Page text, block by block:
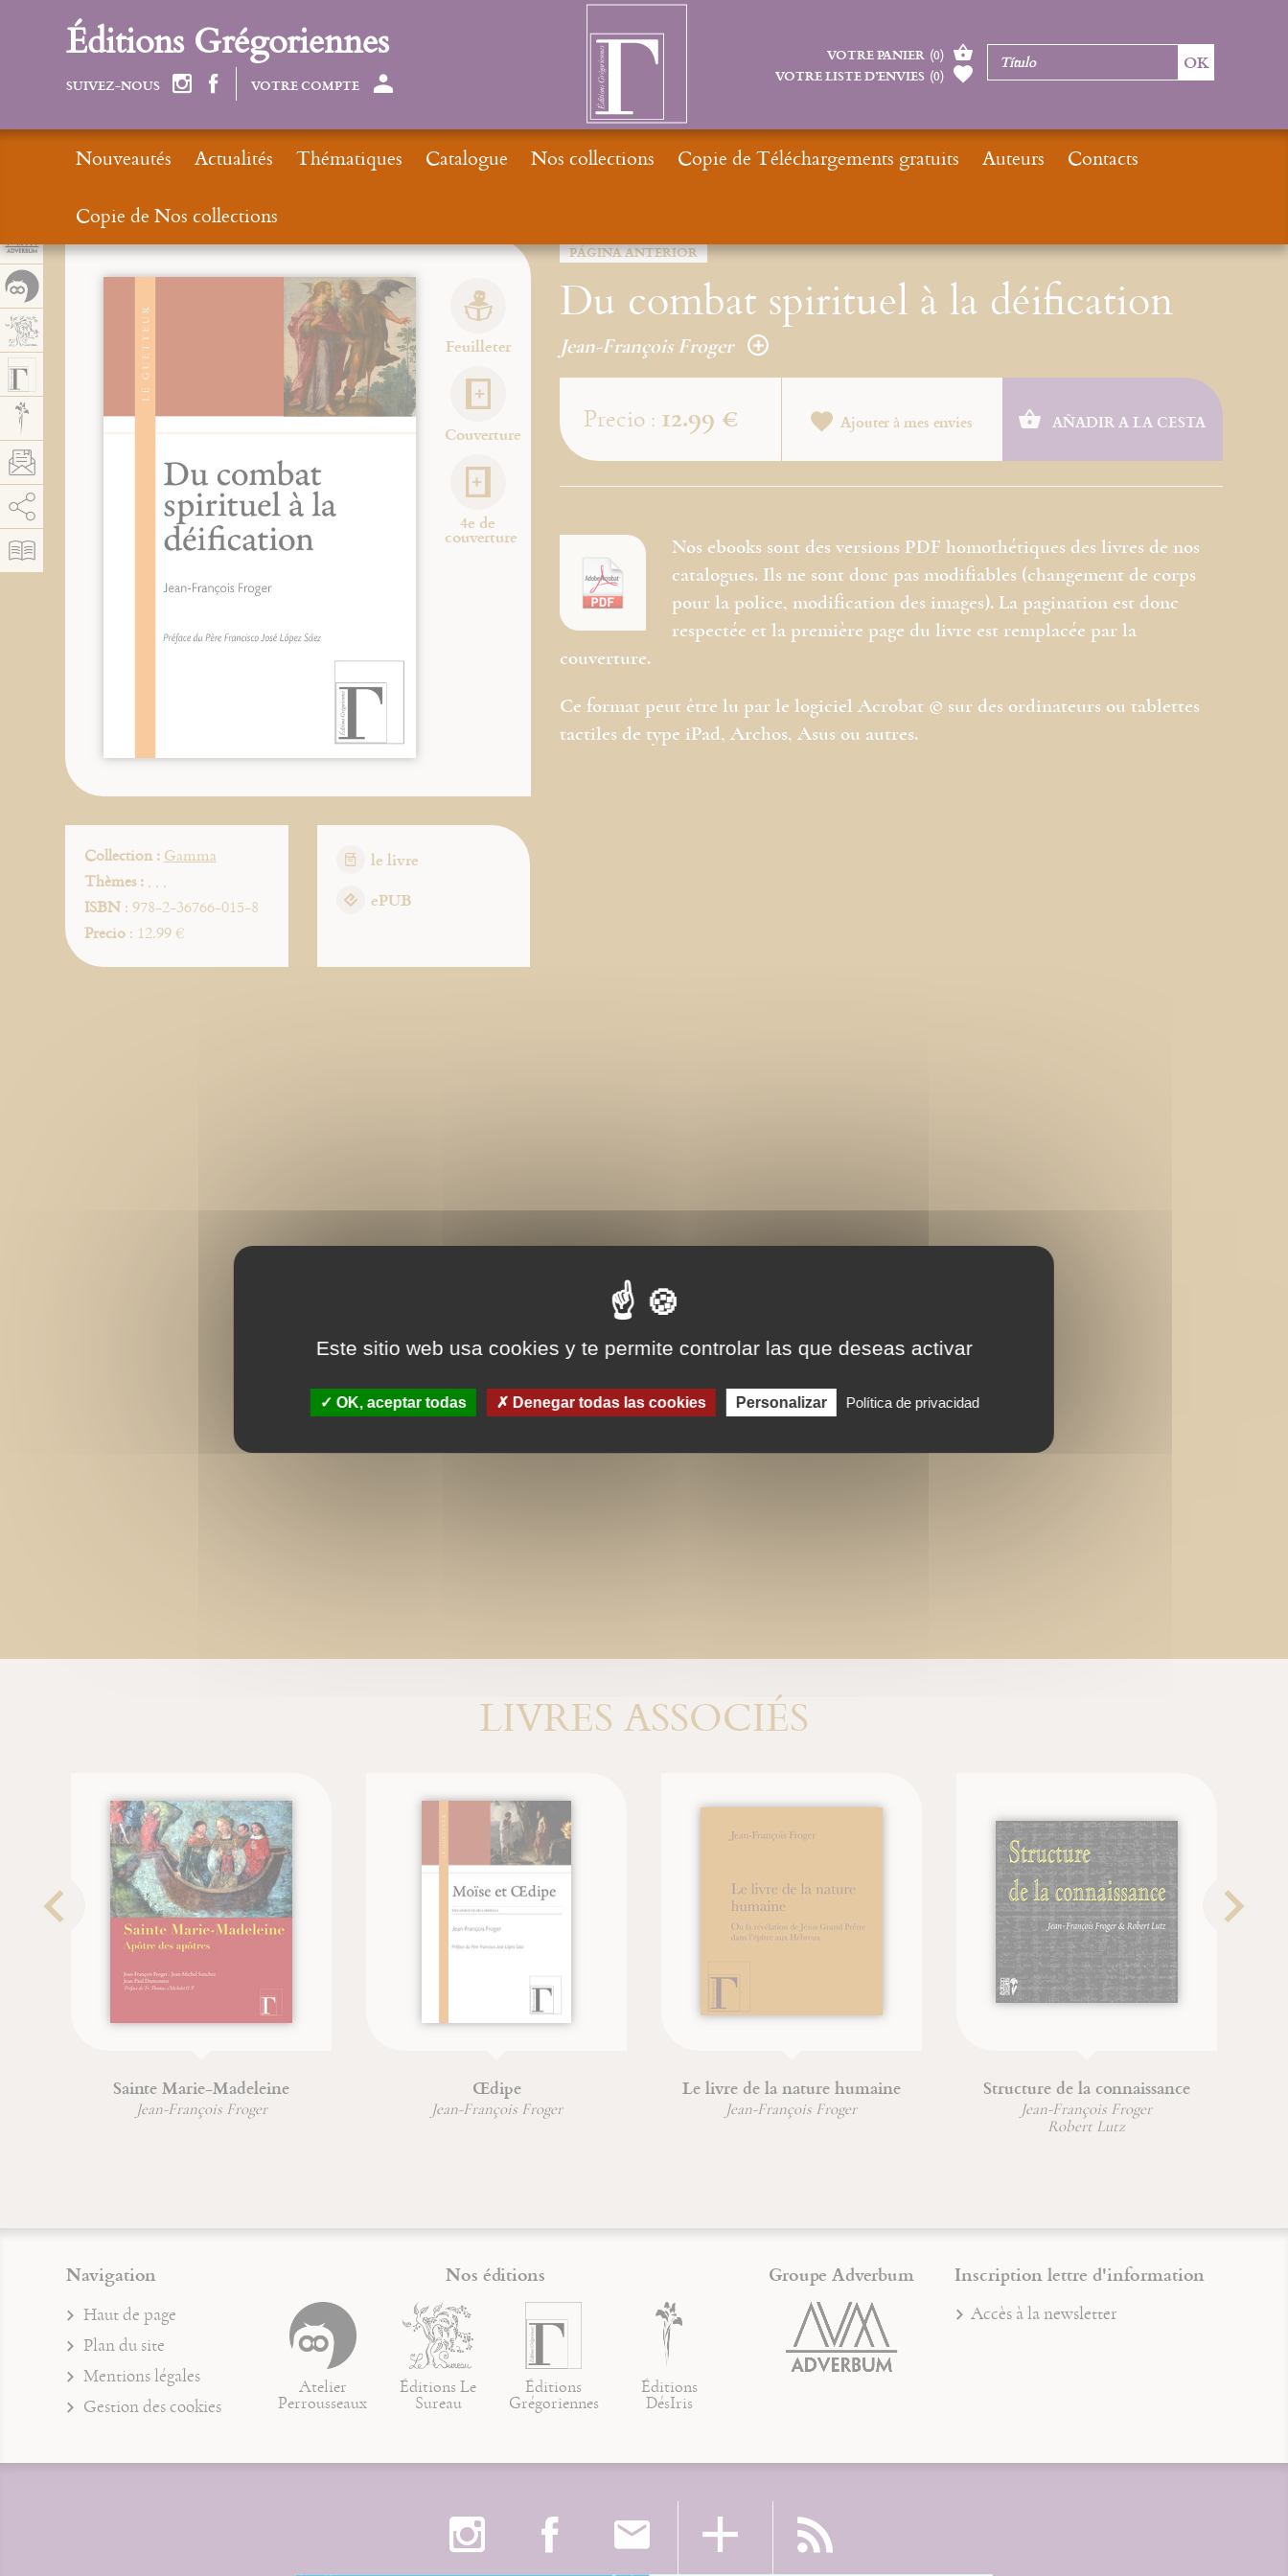
PÁGINA ANTERIOR
Du combat spirituel à la déification
Jean-François Froger
Feuilleter
Couverture
4e de
couverture
Collection : Gamma
Thèmes : , , ,
ISBN: 978-2-36766-015-8
Precio: 12.99 €
le livre
ePUB
Precio : 12.99 € Ajouter à mes envies AÑADIR A LA CESTA
Nos ebooks sont des versions PDF homothétiques des livres de nos
catalogues. Ils ne sont donc pas modifiables (changement de corps
pour la police, modification des images). La pagination est donc
respectée et la première page du livre est remplacée par la
couverture.
Ce format peut être lu par le logiciel Acrobat © sur des ordinateurs ou tablettes
tactiles de type iPad, Archos, Asus ou autres.
LIVRES ASSOCIÉS
Sainte Marie-Madeleine
Jean-François Froger
Œdipe
Jean-François Froger
Le livre de la nature humaine
Jean-François Froger
Structure de la connaissance
Jean-François Froger
Robert Lutz
Navigation
Haut de page
Plan du site
Mentions légales
Gestion des cookies
Nos éditions
Atelier
Perrousseaux
Éditions Le
Sureau
Éditions
Grégoriennes
Éditions
DésIris
Groupe Adverbum Inscription lettre d'information
Accès à la newsletter
Éditions Grégoriennes
SUIVEZ-NOUS VOTRE COMPTE
VOTRE PANIER (0)
VOTRE LISTE D’ENVIES (0)
Nouveautés Actualités Thématiques Catalogue Nos collections Copie de Téléchargements gratuits Auteurs
Contacts
Copie de Nos collections
AddThis está deshabilitado. Permitir
Panel de gestión de cookies
Este sitio web usa cookies y te permite controlar las que deseas activar
OK, aceptar todas Denegar todas las cookies Personalizar Política de privacidad